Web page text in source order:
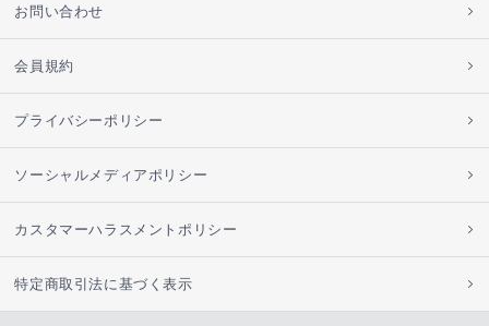
お問い合わせ
会員規約
プライバシーポリシー
ソーシャルメディアポリシー
カスタマーハラスメントポリシー
特定商取引法に基づく表示